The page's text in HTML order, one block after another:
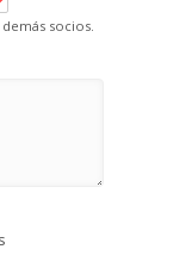
socios.